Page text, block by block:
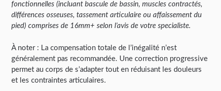
fonctionnelles (incluant bascule de bassin, muscles contractés,
différences osseuses, tassement articulaire ou affaissement du
pied) comprises de 16mm+ selon l’avis de votre specialiste.
À noter : La compensation totale de l’inégalité n’est
généralement pas recommandée. Une correction progressive
permet au corps de s’adapter tout en réduisant les douleurs
et les contraintes articulaires.